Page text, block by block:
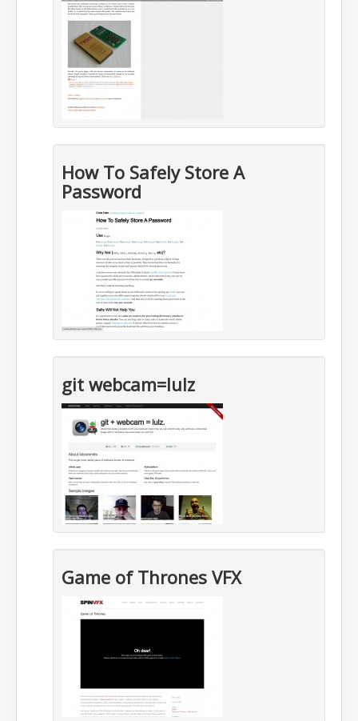
How To Safely Store A
Password
git webcam=lulz
Game of Thrones VFX